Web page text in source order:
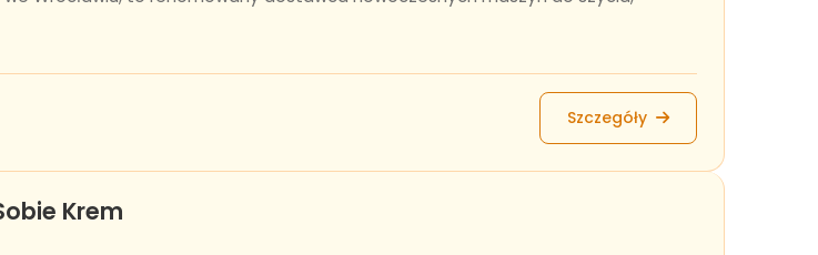
Szczegóły
Krem